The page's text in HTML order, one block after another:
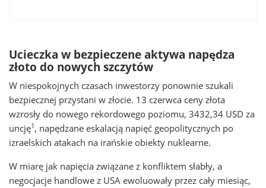
Ucieczka w bezpieczene aktywa napędza
złoto do nowych szczytów
W niespokojnych czasach inwestorzy ponownie szukali
bezpiecznej przystani w złocie. 13 czerwca ceny złota
wzrosły do nowego rekordowego poziomu, 3432,34 USD za
uncję1 , napędzane eskalacją napięć geopolitycznych po
izraelskich atakach na irańskie obiekty nuklearne.
W miarę jak napięcia związane z konfliktem słabły, a
negocjacje handlowe z USA ewoluowały przez cały miesiąc,